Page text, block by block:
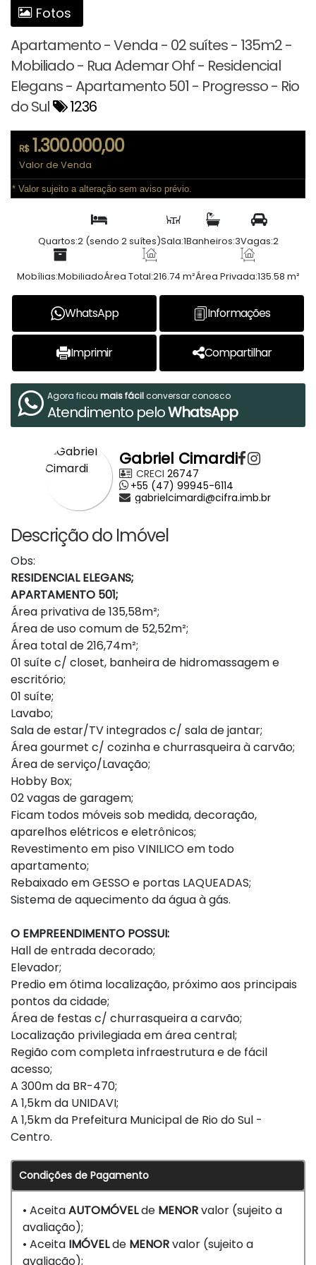
Fotos
Apartamento - Venda - 02 suítes - 135m2 -
Mobiliado - Rua Ademar Ohf - Residencial
Elegans - Apartamento 501 - Progresso - Rio
do Sul
1236
R$1.300.000,00
Valor de Venda
* Valor sujeito a alteração sem aviso prévio.
Quartos:2 (sendo 2 suítes)Sala:1Banheiros:3Vagas:2
Mobílias:MobiliadoÁrea Total:216.74 m²Área Privada:135.58 m²
WhatsApp Informações
Imprimir Compartilhar
Agora ficou mais fácilconversar conosco
Atendimento peloWhatsApp
Gabriel Cimardi
CRECI 26747
+55 (47) 99945-6114
gabrielcimardi@cifra.imb.br
Descrição do Imóvel
Obs:
RESIDENCIAL ELEGANS;
APARTAMENTO 501;
Área privativa de 135,58m²;
Área de uso comum de 52,52m²;
Área total de 216,74m²;
01 suíte c/ closet, banheira de hidromassagem e
escritório;
01 suíte;
Lavabo;
Sala de estar/TV integrados c/ sala de jantar;
Área gourmet c/ cozinha e churrasqueira à carvão;
Área de serviço/Lavação;
Hobby Box;
02 vagas de garagem;
Ficam todos móveis sob medida, decoração,
aparelhos elétricos e eletrônicos;
Revestimento em piso VINILICO em todo
apartamento;
Rebaixado em GESSO e portas LAQUEADAS;
Sistema de aquecimento da água à gás.
O EMPREENDIMENTO POSSUI:
Hall de entrada decorado;
Elevador;
Predio em ótima localização, próximo aos principais
pontos da cidade;
Área de festas c/ churrasqueira a carvão;
Localização privilegiada em área central;
Região com completa infraestrutura e de fácil
acesso;
A 300m da BR-470;
A 1,5km da UNIDAVI;
A 1,5km da Prefeitura Municipal de Rio do Sul -
Centro.
Condições de Pagamento
• AceitaAUTOMÓVELde MENORvalor (sujeito a
avaliação);
• Aceita IMÓVELde MENORvalor (sujeito a
avaliação);